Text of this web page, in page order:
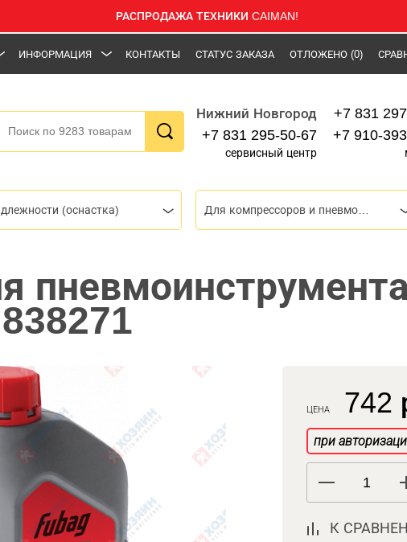
РАСПРОДАЖА ТЕХНИКИ CAIMAN!
ИНФОРМАЦИЯ КОНТАКТЫ СТАТУС ЗАКАЗА ОТЛОЖЕНО (0)
Нижний Новгород
+7 831 295-50-67
сервисный центр
+7 831
+7 910-
(оснастка)
ЦЕНА 742
при
К